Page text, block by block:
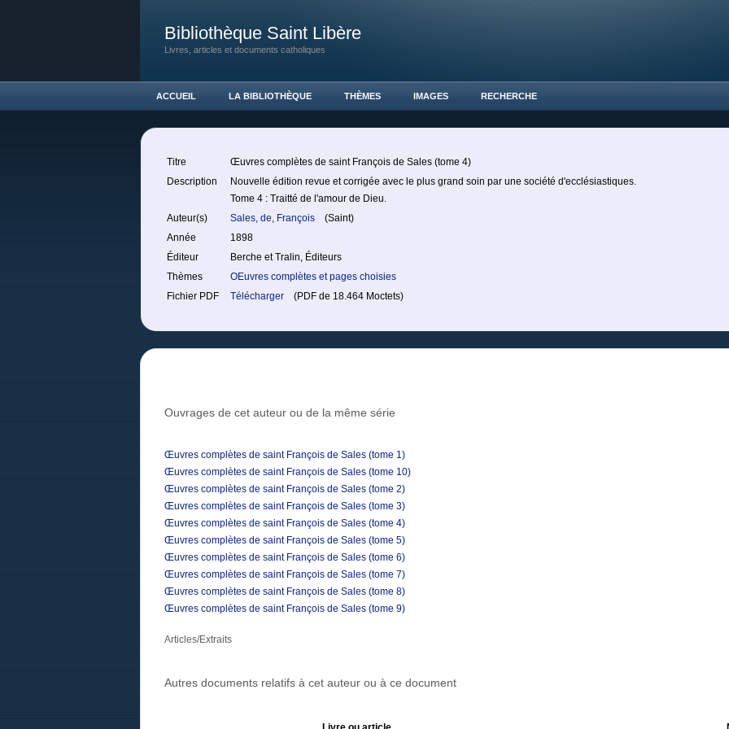
Bibliothèque Saint Libère
Livres, articles et documents catholiques
ACCUEIL LA BIBLIOTHÈQUE THÈMES IMAGES RECHERCHE
Titre
Œuvres complètes de saint François de Sales (tome 4)
Description
Nouvelle édition revue et corrigée avec le plus grand soin par une société d'ecclésiastiques.
Tome 4 : Traitté de l'amour de Dieu.
Auteur(s)
Sales, de, François
(Saint)
Année
1898
Éditeur
Berche et Tralin, Éditeurs
Thèmes
OEuvres complètes et pages choisies
Fichier PDF
Télécharger (PDF de 18.464 Moctets)
Ouvrages de cet auteur ou de la même série
Œuvres complètes de saint François de Sales (tome 1)
Œuvres complètes de saint François de Sales (tome 10)
Œuvres complètes de saint François de Sales (tome 2)
Œuvres complètes de saint François de Sales (tome 3)
Œuvres complètes de saint François de Sales (tome 4)
Œuvres complètes de saint François de Sales (tome 5)
Œuvres complètes de saint François de Sales (tome 6)
Œuvres complètes de saint François de Sales (tome 7)
Œuvres complètes de saint François de Sales (tome 8)
Œuvres complètes de saint François de Sales (tome 9)
Articles/Extraits
Autres documents relatifs à cet auteur ou à ce document